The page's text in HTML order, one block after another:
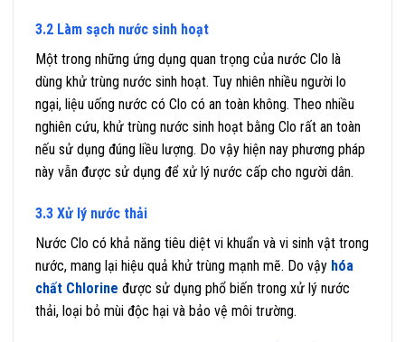
3.2 Làm sạch nước sinh hoạt
Một trong những ứng dụng quan trọng của nước Clo là
dùng khử trùng nước sinh hoạt. Tuy nhiên nhiều người lo
ngại, liệu uống nước có Clo có an toàn không. Theo nhiều
nghiên cứu, khử trùng nước sinh hoạt bằng Clo rất an toàn
nếu sử dụng đúng liều lượng. Do vậy hiện nay phương pháp
này vẫn được sử dụng để xử lý nước cấp cho người dân.
3.3 Xử lý nước thải
Nước Clo có khả năng tiêu diệt vi khuẩn và vi sinh vật trong
nước, mang lại hiệu quả khử trùng mạnh mẽ. Do vậy hóa
chất Chlorine được sử dụng phổ biến trong xử lý nước
thải, loại bỏ mùi độc hại và bảo vệ môi trường.